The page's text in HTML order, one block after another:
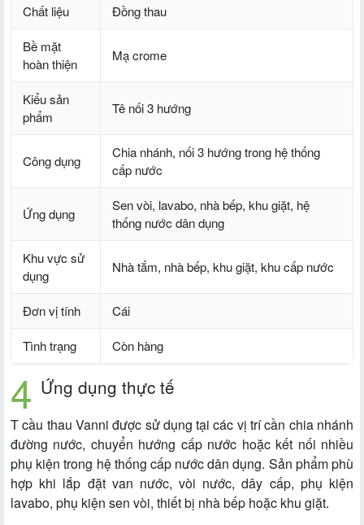
Chất liệu Đồng thau
Bề mặt
hoàn thiện
Mạ crome
Kiểu sản
phẩm
Tê nối 3 hướng
Công dụng
Chia nhánh, nối 3 hướng trong hệ thống
cấp nước
Ứng dụng
Sen vòi, lavabo, nhà bếp, khu giặt, hệ
thống nước dân dụng
Khu vực sử
dụng
Nhà tắm, nhà bếp, khu giặt, khu cấp nước
Đơn vị tính Cái
Tình trạng Còn hàng
Ứng dụng thực tế
T cầu thau Vanni được sử dụng tại các vị trí cần chia nhánh
đường nước, chuyển hướng cấp nước hoặc kết nối nhiều
phụ kiện trong hệ thống cấp nước dân dụng. Sản phẩm phù
hợp khi lắp đặt van nước, vòi nước, dây cấp, phụ kiện
lavabo, phụ kiện sen vòi, thiết bị nhà bếp hoặc khu giặt.